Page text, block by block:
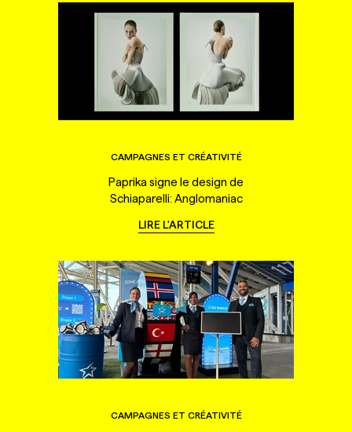
CAMPAGNES ET CRÉATIVITÉ
Paprika signe le design de
Schiaparelli: Anglomaniac
LIRE L'ARTICLE
CAMPAGNES ET CRÉATIVITÉ